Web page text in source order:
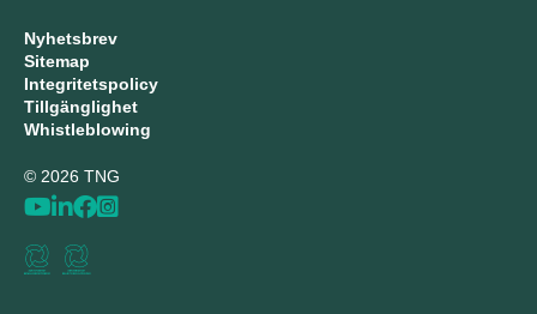
Nyhetsbrev
Sitemap
Integritetspolicy
Tillgänglighet
Whistleblowing
© 2026 TNG